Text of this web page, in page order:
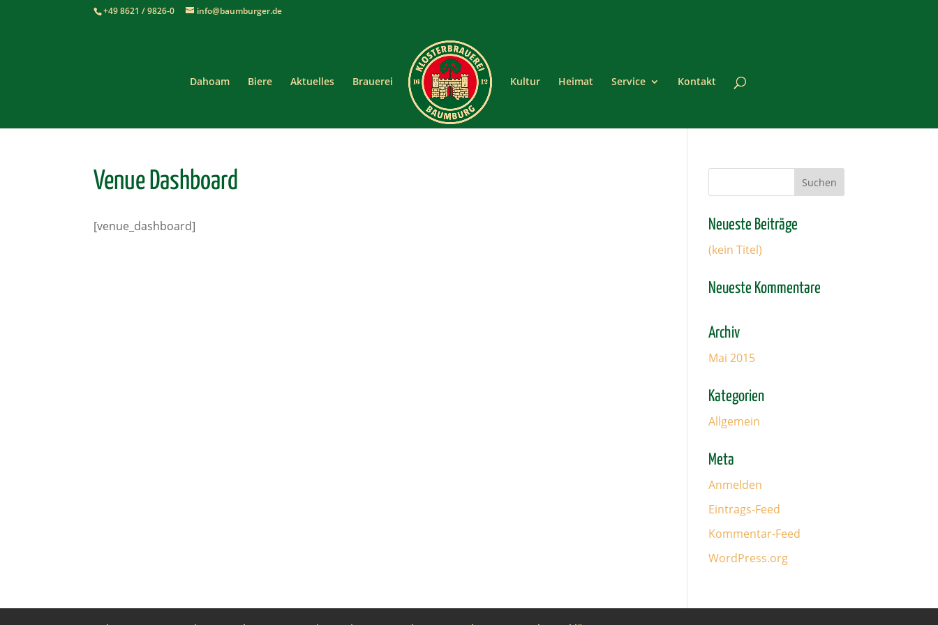
+49 8621 / 9826-0 info@baumburger.de
Dahoam Biere Aktuelles Brauerei Kultur Heimat Service Kontakt
Venue Dashboard
[venue_dashboard] Neueste Beiträge
(kein Titel)
Neueste Kommentare
Archiv
Mai 2015
Kategorien
Allgemein
Meta
Anmelden
Eintrags-Feed
Kommentar-Feed
WordPress.org